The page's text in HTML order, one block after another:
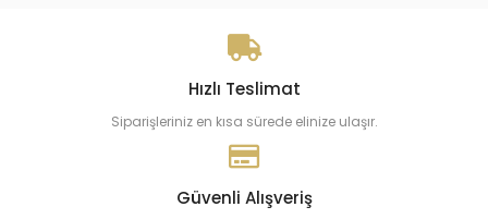
Hızlı Teslimat
Siparişleriniz en kısa sürede elinize ulaşır.
Güvenli Alışveriş